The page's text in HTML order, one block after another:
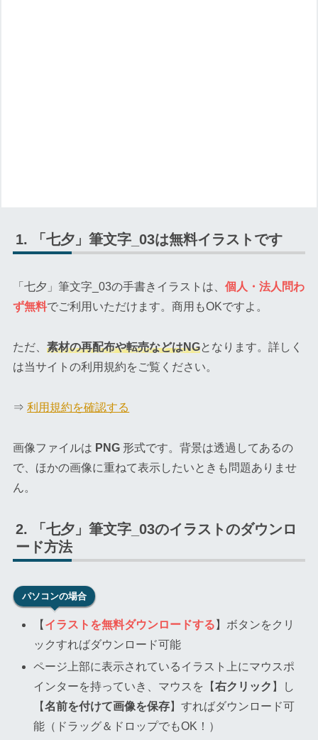
「七夕」筆文字_03は無料イラストです
「七夕」筆文字_03の手書きイラストは、個人・法人問わ
ず無料でご利用いただけます。商用もOKですよ。
ただ、素材の再配布や転売などはNGとなります。詳しく
は当サイトの利用規約をご覧ください。
⇒利用規約を確認する
画像ファイルは PNG 形式です。背景は透過してあるの
で、ほかの画像に重ねて表示したいときも問題ありませ
ん。
「七夕」筆文字_03のイラストのダウンロ
ード方法
パソコンの場合
【 イラストを無料ダウンロードする 】ボタンをクリ
ックすればダウンロード可能
ページ上部に表示されているイラスト上にマウスポ
インターを持っていき、マウスを【右クリック 】し
【名前を付けて画像を保存】すればダウンロード可
能（ドラッグ＆ドロップでもOK！）